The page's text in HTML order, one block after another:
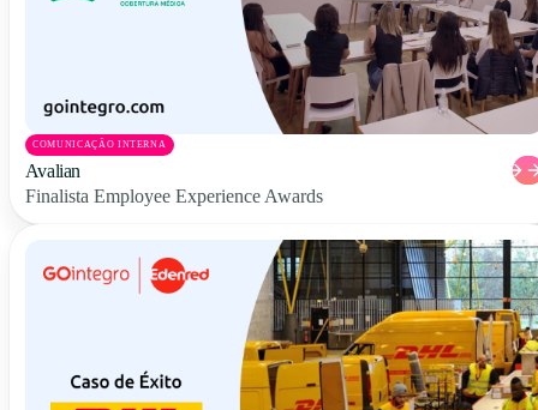
COMUNICAÇÃO INTERNA
Avalian
Finalista Employee Experience Awards